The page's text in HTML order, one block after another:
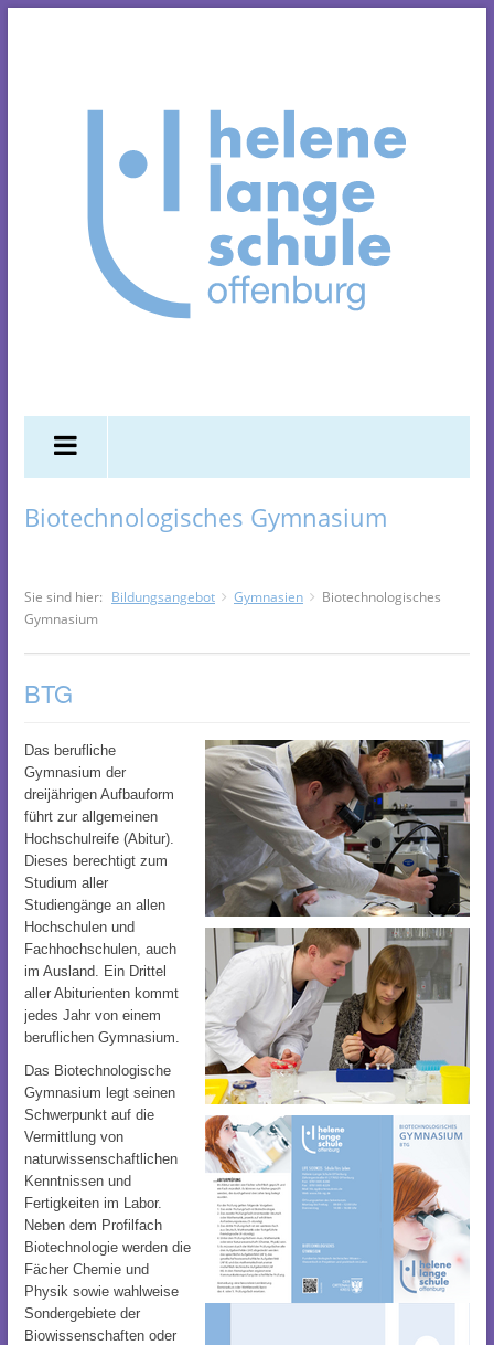
Biotechnologisches Gymnasium
Sie sind hier: Bildungsangebot Gymnasien
Biotechnologisches
Gymnasium
BTG
Das berufliche
Gymnasium der
dreijährigen Aufbauform
führt zur allgemeinen
Hochschulreife (Abitur).
Dieses berechtigt zum
Studium aller
Studiengänge an allen
Hochschulen und
Fachhochschulen, auch
im Ausland. Ein Drittel
aller Abiturienten kommt
jedes Jahr von einem
beruflichen Gymnasium.
Das Biotechnologische
Gymnasium legt seinen
Schwerpunkt auf die
Vermittlung von
naturwissenschaftlichen
Kenntnissen und
Fertigkeiten im Labor.
Neben dem Profilfach
Biotechnologie werden die
Fächer Chemie und
Physik sowie wahlweise
Sondergebiete der
Biowissenschaften oder